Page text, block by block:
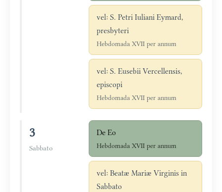
vel: S. Petri Iuliani Eymard,
presbyteri
Hebdomada XVII per annum
vel: S. Eusebii Vercellensis,
episcopi
Hebdomada XVII per annum
3
Sabbato
De Eo
Hebdomada XVII per annum
vel: Beatæ Mariæ Virginis in
Sabbato